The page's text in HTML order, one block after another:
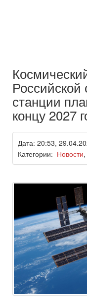
Российской
станции
концу 2027
Дата: 20:53,
Категории: Новости,